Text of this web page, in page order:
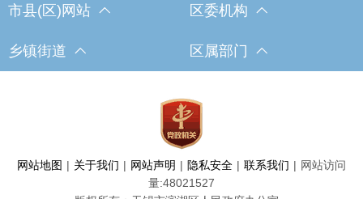
市县(区)网站 区委机构
乡镇街道 区属部门
网站地图 | 关于我们 | 网站声明 | 隐私安全 | 联系我们 | 网站访问
量:48021527